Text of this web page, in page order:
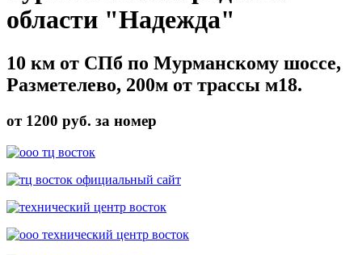
области "Надежда"
10 км от СПб по Мурманскому шоссе,
Разметелево, 200м от трассы м18.
от 1200 руб. за номер